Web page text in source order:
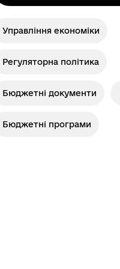
Управління економіки
Регуляторна політика
Бюджетні документи
Бюджетні програми